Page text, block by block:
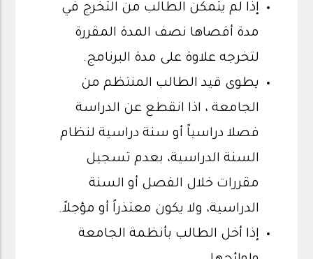
إذا لم يتمكن الطالب من التخرج في
مدة أقصاها نصف المدة المقررة
لتخرجه علاوة على مدة البرنامج.
يطوى قيد الطالب المنتظم من
الجامعة ، اذا انقطع عن الدراسة
فصلا دراسياً أو سنة دراسية لنظام
السنة الدراسية، بعدم تسجيل
مقررات خلال الفصل أو السنة
الدراسية، ولا يكون معتذراً أو مؤجلاً.
إذا أخل الطالب بأنظمة الجامعة